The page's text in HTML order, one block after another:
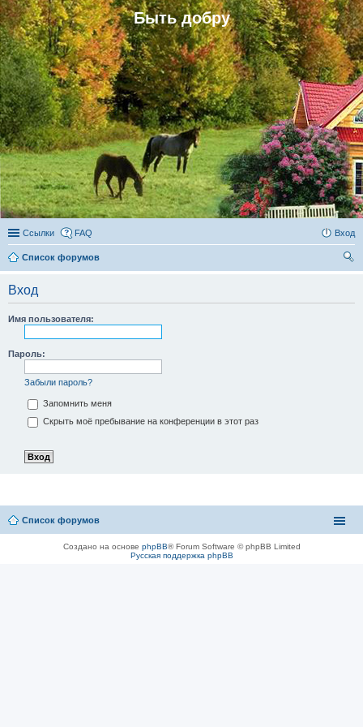
Быть добру
Ссылки FAQ Вход
Список форумов
Вход
Имя пользователя:
Пароль:
Забыли пароль?
Запомнить меня
Скрыть моё пребывание на конференции в этот раз
Список форумов
Создано на основе phpBB® Forum Software © phpBB Limited
Русская поддержка phpBB